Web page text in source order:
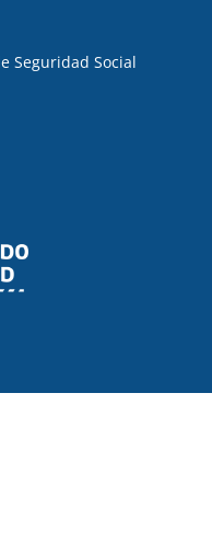
Seguridad Social